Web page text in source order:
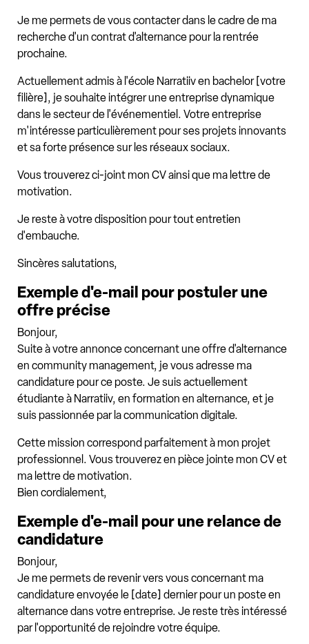
Je me permets de vous contacter dans le cadre de ma
recherche d'un contrat d'alternance pour la rentrée
prochaine.
Actuellement admis à l'école Narratiiv en bachelor [votre
filière], je souhaite intégrer une entreprise dynamique
dans le secteur de l'événementiel. Votre entreprise
m'intéresse particulièrement pour ses projets innovants
et sa forte présence sur les réseaux sociaux.
Vous trouverez ci-joint mon CV ainsi que ma lettre de
motivation.
Je reste à votre disposition pour tout entretien
d'embauche.
Sincères salutations,
Exemple d'e-mail pour postuler une
offre précise
Bonjour,
Suite à votre annonce concernant une offre d'alternance
en community management, je vous adresse ma
candidature pour ce poste. Je suis actuellement
étudiante à Narratiiv, en formation en alternance, et je
suis passionnée par la communication digitale.
Cette mission correspond parfaitement à mon projet
professionnel. Vous trouverez en pièce jointe mon CV et
ma lettre de motivation.
Bien cordialement,
Exemple d'e-mail pour une relance de
candidature
Bonjour,
Je me permets de revenir vers vous concernant ma
candidature envoyée le [date] dernier pour un poste en
alternance dans votre entreprise. Je reste très intéressé
par l'opportunité de rejoindre votre équipe.